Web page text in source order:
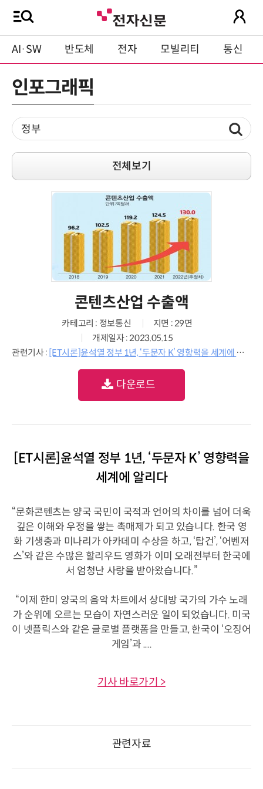
AI·SW 반도체 전자 모빌리티 통신
인포그래픽
전체보기
콘텐츠산업 수출액
카테고리 : 정보통신
지면 : 29면
개제일자 : 2023.05.15
관련기사 : [ET시론]윤석열 정부 1년, ‘두문자 K’ 영향력을 세계에 알리다
다운로드
[ET시론]윤석열 정부 1년, ‘두문자 K’ 영향력을
세계에 알리다
“문화콘텐츠는 양국 국민이 국적과 언어의 차이를 넘어 더욱
깊은 이해와 우정을 쌓는 촉매제가 되고 있습니다. 한국 영
화 기생충과 미나리가 아카데미 수상을 하고, ‘탑건’, ‘어벤저
스’와 같은 수많은 할리우드 영화가 이미 오래전부터 한국에
서 엄청난 사랑을 받아왔습니다.”
“이제 한미 양국의 음악 차트에서 상대방 국가의 가수 노래
가 순위에 오르는 모습이 자연스러운 일이 되었습니다. 미국
이 넷플릭스와 같은 글로벌 플랫폼을 만들고, 한국이 ‘오징어
게임’과 ....
기사 바로가기 >
관련자료